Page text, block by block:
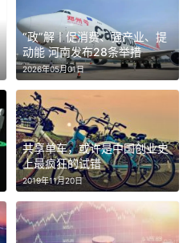
“政”解丨促消费、强产业、提
动能 河南发布28条举措
2026年05月01日
共享单车，或许是中国创业史
上最疯狂的试错
2019年11月20日